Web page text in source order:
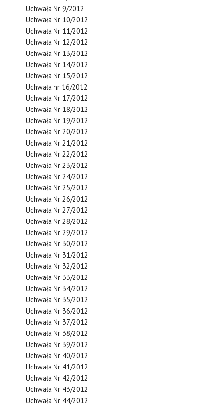
Uchwała Nr 9/2012
Uchwała Nr 10/2012
Uchwała Nr 11/2012
Uchwała Nr 12/2012
Uchwała Nr 13/2012
Uchwała Nr 14/2012
Uchwała Nr 15/2012
Uchwała nr 16/2012
Uchwała Nr 17/2012
Uchwała Nr 18/2012
Uchwała Nr 19/2012
Uchwała Nr 20/2012
Uchwała Nr 21/2012
Uchwała Nr 22/2012
Uchwała Nr 23/2012
Uchwała Nr 24/2012
Uchwała Nr 25/2012
Uchwała Nr 26/2012
Uchwała Nr 27/2012
Uchwała Nr 28/2012
Uchwała Nr 29/2012
Uchwała Nr 30/2012
Uchwała Nr 31/2012
Uchwała Nr 32/2012
Uchwała Nr 33/2012
Uchwała Nr 34/2012
Uchwała Nr 35/2012
Uchwała Nr 36/2012
Uchwała Nr 37/2012
Uchwała Nr 38/2012
Uchwała Nr 39/2012
Uchwała Nr 40/2012
Uchwała Nr 41/2012
Uchwała Nr 42/2012
Uchwała Nr 43/2012
Uchwała Nr 44/2012